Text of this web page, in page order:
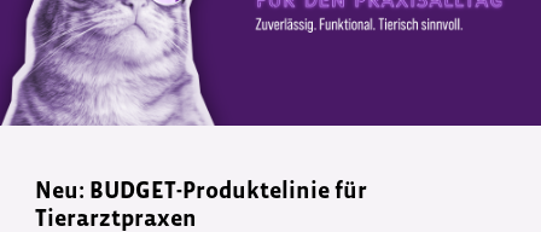
Neu: BUDGET-Produktelinie für
Tierarztpraxen